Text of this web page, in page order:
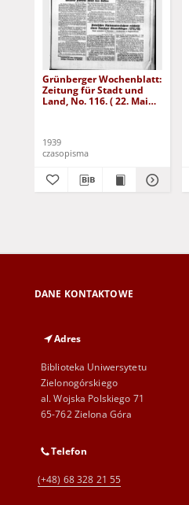
Grünberger Wochenblatt:
Zeitung für Stadt und
Land, No. 116. ( 22. Mai
1939
czasopisma
DANE KONTAKTOWE
Adres
Biblioteka Uniwersytetu
Zielonogórskiego
al. Wojska Polskiego 71
65-762 Zielona Góra
Telefon
(+48) 68 328 21 55